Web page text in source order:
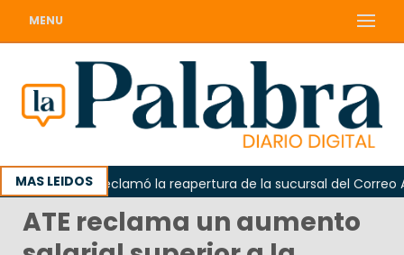
MENU
MAS LEIDOS
Odarda reclamó la reapertura de la sucursal del Correo
ATE reclama un aumento